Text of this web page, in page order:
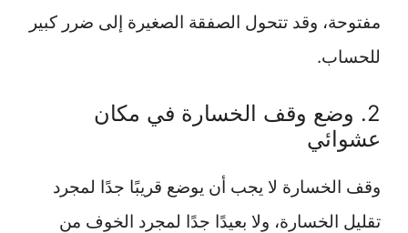
مفتوحة، وقد تتحول الصفقة الصغيرة إلى ضرر كبير
للحساب.
2. وضع وقف الخسارة في مكان
عشوائي
وقف الخسارة لا يجب أن يوضع قريبًا جدًا لمجرد
تقليل الخسارة، ولا بعيدًا جدًا لمجرد الخوف من